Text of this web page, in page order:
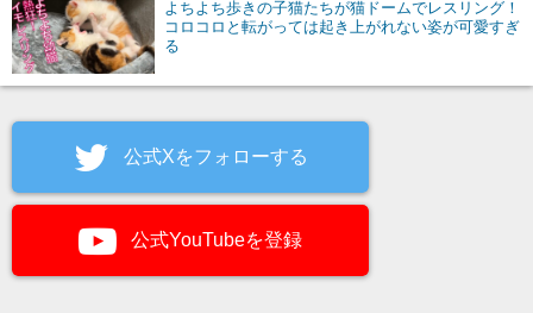
よちよち歩きの子猫たちが猫ドームでレスリング！
コロコロと転がっては起き上がれない姿が可愛すぎ
る
公式Xをフォローする
公式YouTubeを登録